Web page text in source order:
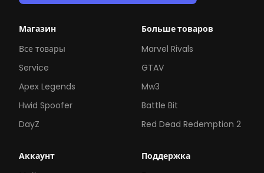
Магазин
Все товары
Service
Apex Legends
Hwid Spoofer
DayZ
Больше товаров
Marvel Rivals
GTAV
Mw3
Battle Bit
Red Dead Redemption 2
Аккаунт
Поддержка